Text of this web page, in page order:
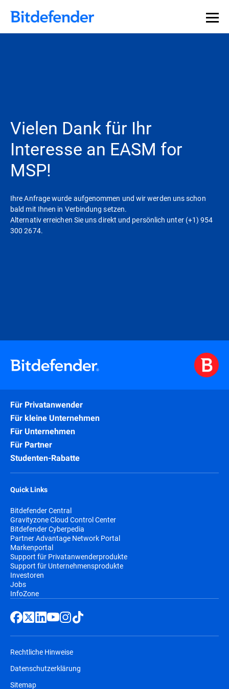
Vielen Dank für Ihr
Interesse an EASM for
MSP!
Ihre Anfrage wurde aufgenommen und wir werden uns schon
bald mit Ihnen in Verbindung setzen.
Alternativ erreichen Sie uns direkt und persönlich unter (+1) 954
300 2674.
Für Privatanwender
Für kleine Unternehmen
Für Unternehmen
Für Partner
Studenten-Rabatte
Quick Links
Bitdefender Central
Gravityzone Cloud Control Center
Bitdefender Cyberpedia
Partner Advantage Network Portal
Markenportal
Support für Privatanwenderprodukte
Support für Unternehmensprodukte
Investoren
Jobs
InfoZone
Rechtliche Hinweise
Datenschutzerklärung
Sitemap